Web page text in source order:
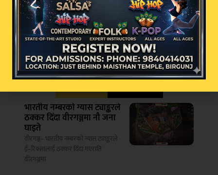
भर्खरै चर्चामा
भारतीय नम्बरको ग्यास ट्याङ्करले
ठक्कर दिँदा वीरगञ्जमा नौ जना
घाइते
वीरगञ्ज– भारतीय नम्बरको ग्यास ट्याङ्करले
ई–रिक्सालाई ठक्कर दिँदा गएराति
वीरगञ्जमा